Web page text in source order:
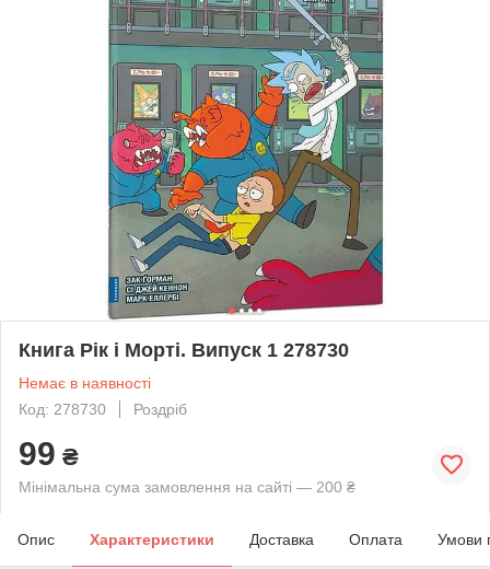
Книга Рік і Морті. Випуск 1 278730
Немає в наявності
Код: 278730
Роздріб
99 ₴
Мінімальна сума замовлення на сайті — 200 ₴
Опис Характеристики Доставка Оплата Умови